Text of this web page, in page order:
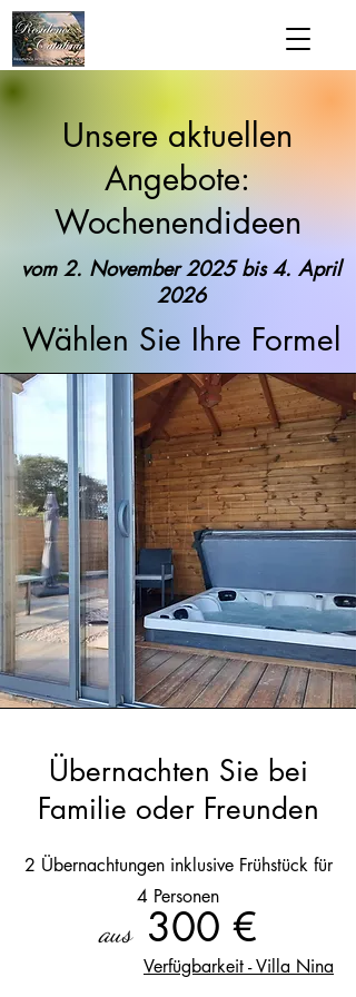
Unsere aktuellen
Angebote:
Wochenendideen
vom 2. November 2025 bis 4. April
2026
Wählen Sie Ihre Formel
Übernachten Sie bei
Familie oder Freunden
2 Übernachtungen inklusive Frühstück für
4 Personen
aus 300 €
Verfügbarkeit - Villa Nina